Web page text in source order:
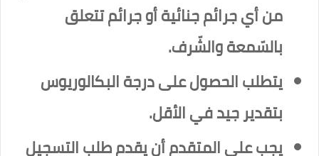
من أي جرائم جنائية أو جرائم تتعلق
بالسّمعة والشّرف.
يتطلب الحصول على درجة البكالوريوس
بتقدير جيد في الأقل.
يجب على المتقدم أن يقدم طلب التسجيل